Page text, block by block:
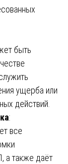
быть
ущерба или
действий.
:
все
а также даёт